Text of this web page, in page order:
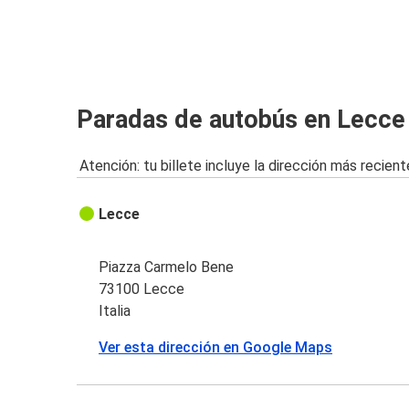
Bari
Lecce
Lamezia Terme
Lecce
Paradas de autobús en Lecce
Atención: tu billete incluye la dirección más
Lecce
Piazza Carmelo Bene
73100 Lecce
Italia
Ver esta dirección en Google Maps